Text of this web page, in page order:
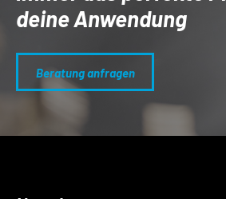
deine Anwendung
Beratung anfragen